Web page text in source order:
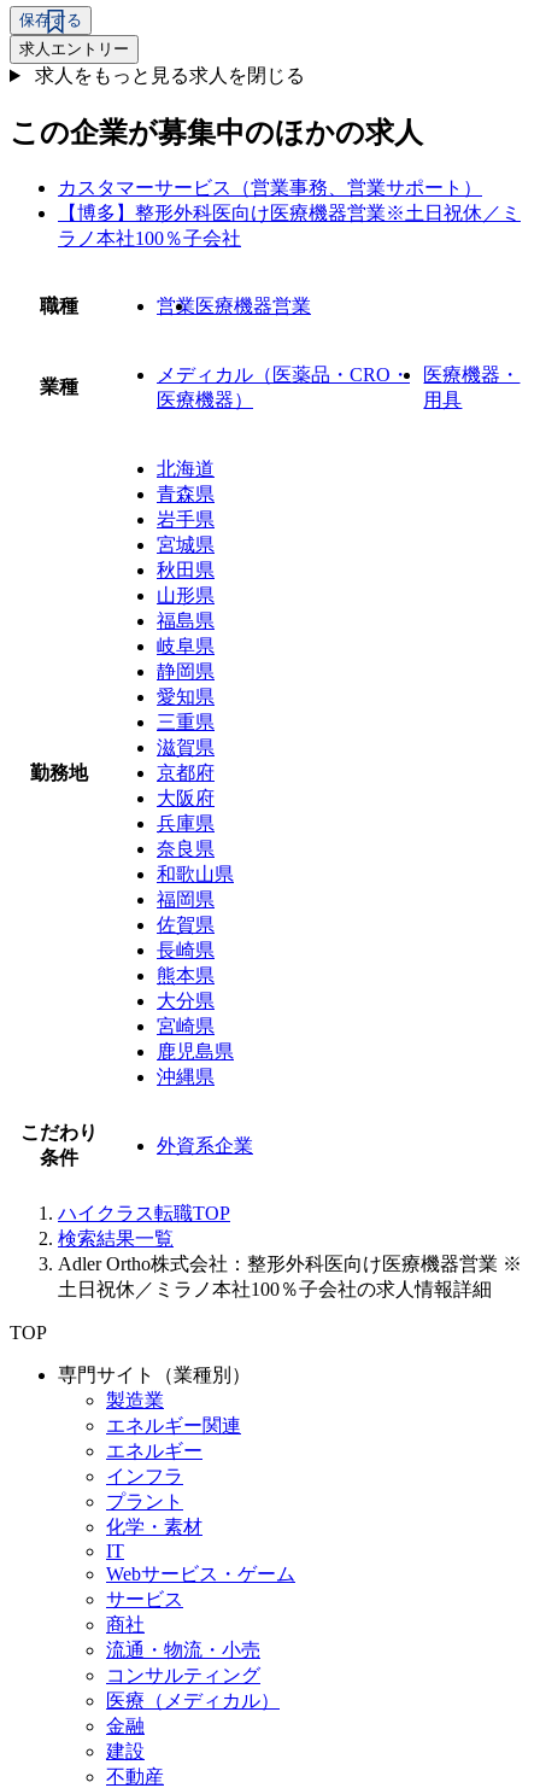
保存する
求人エントリー
求人をもっと見る求人を閉じる
この企業が募集中のほかの求人
カスタマーサービス（営業事務、営業サポート）
【博多】整形外科医向け医療機器営業※土日祝休／ミ
ラノ本社100％子会社
職種 営業医療機器営業
業種
メディカル（医薬品・CRO・
医療機器）
医療機器・
用具
勤務地
北海道
青森県
岩手県
宮城県
秋田県
山形県
福島県
岐阜県
静岡県
愛知県
三重県
滋賀県
京都府
大阪府
兵庫県
奈良県
和歌山県
福岡県
佐賀県
長崎県
熊本県
大分県
宮崎県
鹿児島県
沖縄県
こだわり
条件
外資系企業
ハイクラス転職TOP
検索結果一覧
Adler Ortho株式会社：整形外科医向け医療機器営業 ※
土日祝休／ミラノ本社100％子会社の求人情報詳細
TOP
専門サイト（業種別）
製造業
エネルギー関連
エネルギー
インフラ
プラント
化学・素材
IT
Webサービス・ゲーム
サービス
商社
流通・物流・小売
コンサルティング
医療（メディカル）
金融
建設
不動産